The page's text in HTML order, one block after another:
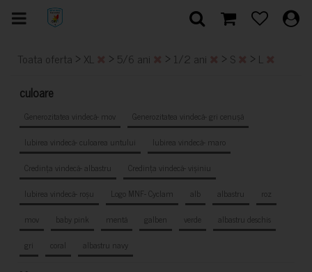
Toata oferta > XL > 5/6 ani > 1/2 ani > S > L
culoare
Generozitatea vindecă- mov
Generozitatea vindecă- gri cenușă
Iubirea vindecă- culoarea untului
Iubirea vindecă- maro
Credința vindecă- albastru
Credința vindecă- vișiniu
Iubirea vindecă- roșu
Logo MNF- Cyclam alb albastru
roz
mov
baby pink mentă galben verde
albastru deschis
gri
coral albastru navy